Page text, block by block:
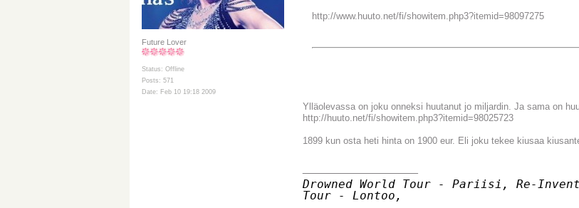
Future Lover
Status: Offline
Posts: 571
Date: Feb 10 19:18 2009
http://www.huuto.net/fi/showitem.php3?itemid=98097275
Ylläolevassa on joku onneksi huutanut jo miljardin. Ja sama on
http://huuto.net/fi/showitem.php3?itemid=98025723
1899 kun osta heti hinta on 1900 eur. Eli joku tekee kiusaa
Drowned World Tour - Pariisi, Re-
Tour - Lontoo,